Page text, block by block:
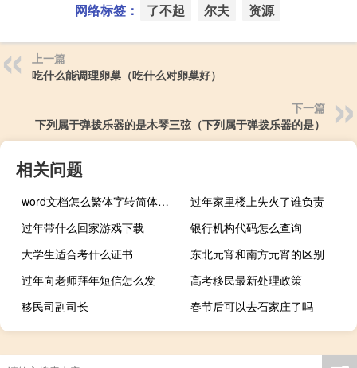
网络标签： 了不起 尔夫 资源
上一篇
吃什么能调理卵巢（吃什么对卵巢好）
下一篇
下列属于弹拨乐器的是木琴三弦（下列属于弹拨乐器的是）
相关问题
word文档怎么繁体字转简体字（简体字转繁体字）
过年家里楼上失火了谁负责
过年带什么回家游戏下载
银行机构代码怎么查询
大学生适合考什么证书
东北元宵和南方元宵的区别
过年向老师拜年短信怎么发
高考移民最新处理政策
移民司副司长
春节后可以去石家庄了吗